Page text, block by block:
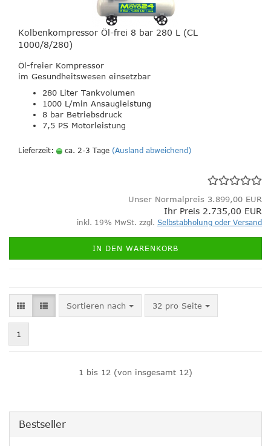
Kolbenkompressor Öl-frei 8 bar 280 L (CL
1000/8/280)
Öl-freier Kompressor
im Gesundheitswesen einsetzbar
280 Liter Tankvolumen
1000 L/min Ansaugleistung
8 bar Betriebsdruck
7,5 PS Motorleistung
Lieferzeit: ca. 2-3 Tage (Ausland abweichend)
Unser Normalpreis 3.899,00 EUR
Ihr Preis 2.735,00 EUR
inkl. 19% MwSt. zzgl. Selbstabholung oder Versand
IN DEN WARENKORB
Sortieren nach
Sortieren nach 32 pro Seite
pro Seite
1
1 bis 12 (von insgesamt 12)
Bestseller